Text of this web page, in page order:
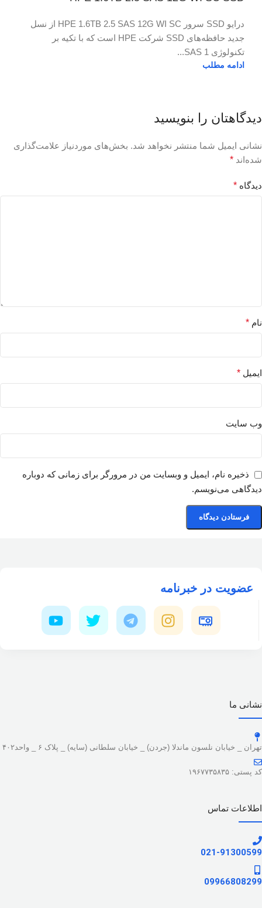
درایو SSD سرور HPE 1.6TB 2.5 SAS 12G WI SC از نسل
جدید حافظه‌های SSD شرکت HPE است که با تکیه بر
تکنولوژی SAS 1...
ادامه مطلب
دیدگاهتان را بنویسید
نشانی ایمیل شما منتشر نخواهد شد. بخش‌های موردنیاز علامت‌گذاری
شده‌اند *
دیدگاه *
نام *
ایمیل *
وب‌ سایت
ذخیره نام، ایمیل و وبسایت من در مرورگر برای زمانی که دوباره
دیدگاهی می‌نویسم.
عضویت در خبرنامه
نشانی ما
تهران _ خیابان نلسون ماندلا (جردن) _ خیابان سلطانی (سایه) _ پلاک ۶ _ واحد۴۰۲
کد پستی: ۱۹۶۷۷۳۵۸۳۵
اطلاعات تماس
021-91300599
09966808299